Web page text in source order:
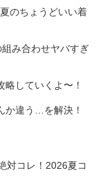
のちょうどいい着
み合わせヤバすぎ
していくよ〜！
か違う…を解決！
対コレ！2026夏コ